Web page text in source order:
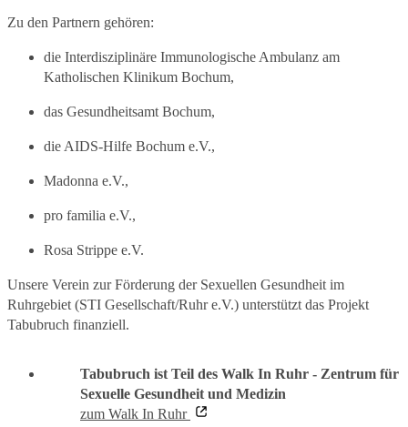
Zu den Partnern gehören:
die Interdisziplinäre Immunologische Ambulanz am
Katholischen Klinikum Bochum,
das Gesundheitsamt Bochum,
die AIDS-Hilfe Bochum e.V.,
Madonna e.V.,
pro familia e.V.,
Rosa Strippe e.V.
Unsere Verein zur Förderung der Sexuellen Gesundheit im
Ruhrgebiet (STI Gesellschaft/Ruhr e.V.) unterstützt das Projekt
Tabubruch finanziell.
Tabubruch ist Teil des Walk In Ruhr - Zentrum für
Sexuelle Gesundheit und Medizin
zum Walk In Ruhr